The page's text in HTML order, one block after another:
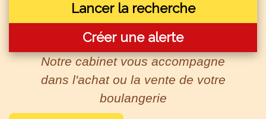
Lancer la recherche
Créer une alerte
Notre cabinet vous accompagne
dans l'achat ou la vente de votre
boulangerie